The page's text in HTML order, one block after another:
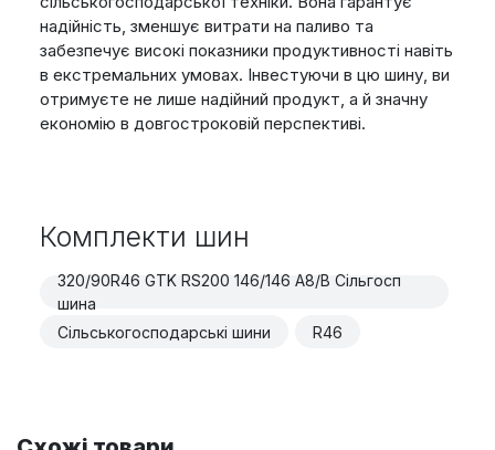
надійність, зменшує витрати на паливо та
забезпечує високі показники продуктивності навіть
в екстремальних умовах. Інвестуючи в цю шину, ви
отримуєте не лише надійний продукт, а й значну
економію в довгостроковій перспективі.
Комплекти шин
320/90R46 GTK RS200 146/146 A8/B Сільгосп
шина
Сільськогосподарські шини
R46